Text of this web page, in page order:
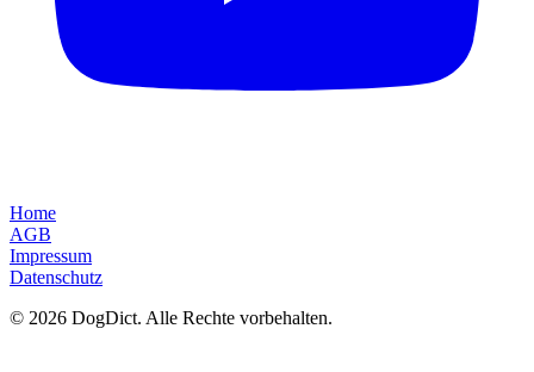
Home
AGB
Impressum
Datenschutz
© 2026 DogDict. Alle Rechte vorbehalten.